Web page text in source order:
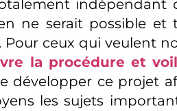
indépendant
ne serait possible
ceux qui veulent
la procédure et
développer ce projet
les sujets